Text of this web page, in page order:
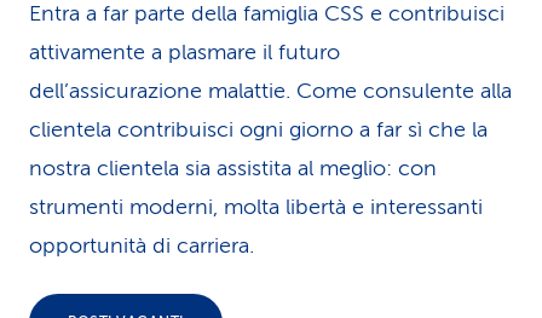
Entra a far parte della famiglia CSS e contribuisci
attivamente a plasmare il futuro
dell’assicurazione malattie. Come consulente alla
clientela contribuisci ogni giorno a far sì che la
nostra clientela sia assistita al meglio: con
strumenti moderni, molta libertà e interessanti
opportunità di carriera.